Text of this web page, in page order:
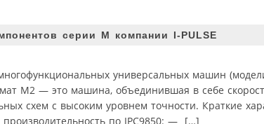
серии М компании I-PULSE
универсальных машин
М2 — это машина, объединившая в себе
схем с высоким уровнем точности. Краткие
производительность по IPC9850: — […]